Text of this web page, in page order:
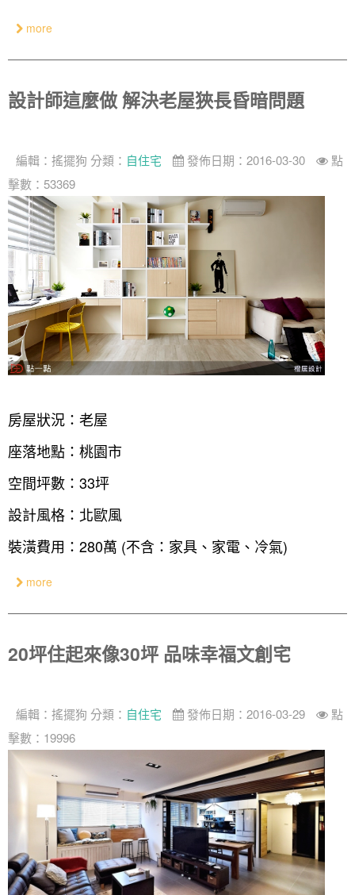
more
設計師這麼做 解決老屋狹長昏暗問題
編輯： 搖擺狗 分類： 自住宅 發佈日期：2016-03-30
點
擊數：53369
房屋狀況：老屋
座落地點：桃園市
空間坪數：33坪
設計風格：北歐風
裝潢費用：280萬 (不含：家具、家電、冷氣)
more
20坪住起來像30坪 品味幸福文創宅
編輯： 搖擺狗 分類： 自住宅 發佈日期：2016-03-29
點
擊數：19996